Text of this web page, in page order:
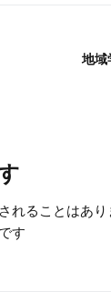
地域
れることはあり
す